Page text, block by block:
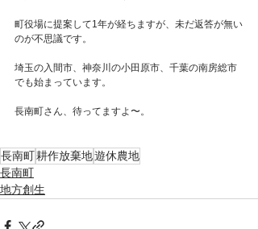
町役場に提案して1年が経ちますが、未だ返答が無い
のが不思議です。
埼玉の入間市、神奈川の小田原市、千葉の南房総市
でも始まっています。
長南町さん、待ってますよ〜。
長南町耕作放棄地遊休農地
長南町
地方創生